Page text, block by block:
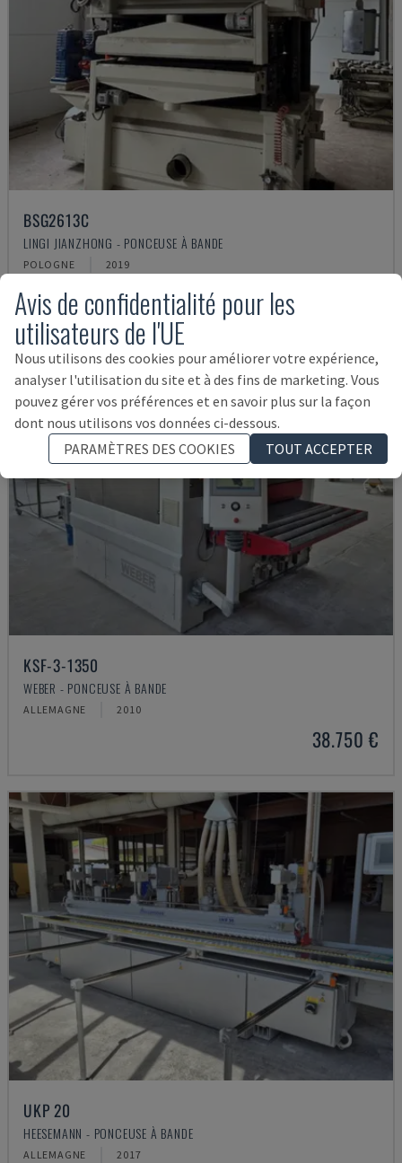
BSG2613C
LINGI JIANZHONG - PONCEUSE À BANDE
POLOGNE 2019
KSF-3-1350
WEBER - PONCEUSE À BANDE
ALLEMAGNE 2010
38.750 €
UKP 20
HEESEMANN - PONCEUSE À BANDE
ALLEMAGNE 2017
Avis de confidentialité pour les
utilisateurs de l'UE
Nous utilisons des cookies pour améliorer votre expérience,
analyser l'utilisation du site et à des fins de marketing. Vous
pouvez gérer vos préférences et en savoir plus sur la façon
dont nous utilisons vos données ci-dessous.
PARAMÈTRES DES COOKIES
TOUT ACCEPTER